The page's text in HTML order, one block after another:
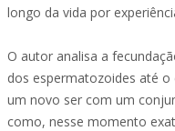
longo da vida por
O autor analisa a
dos espermatozoides até
um novo ser com um
como, nesse momento